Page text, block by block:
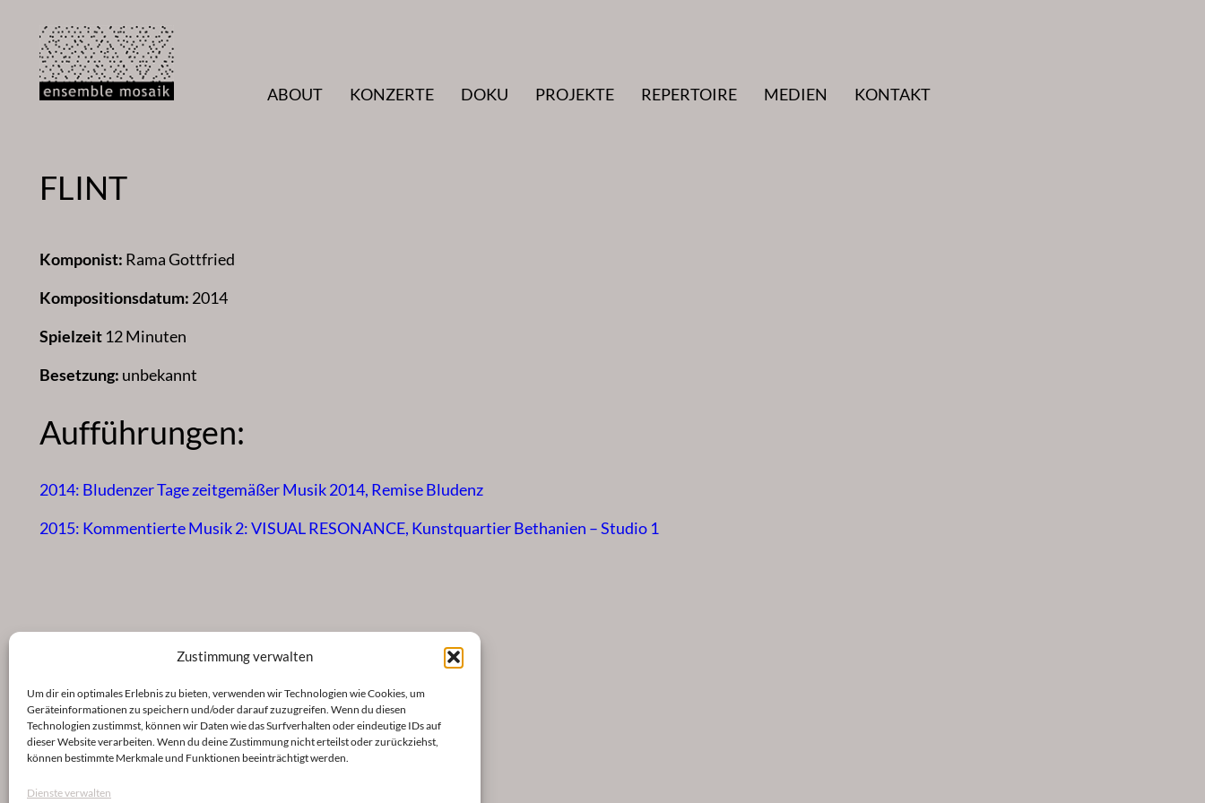
Zustimmung verwalten
Um dir ein optimales Erlebnis zu bieten, verwenden wir Technologien wie Cookies, um
Geräteinformationen zu speichern und/oder darauf zuzugreifen. Wenn du diesen
Technologien zustimmst, können wir Daten wie das Surfverhalten oder eindeutige IDs auf
dieser Website verarbeiten. Wenn du deine Zustimmung nicht erteilst oder zurückziehst,
können bestimmte Merkmale und Funktionen beeinträchtigt werden.
Dienste verwalten
Inhalt
springen
ABOUT
KONZERTE DOKU PROJEKTE REPERTOIRE MEDIEN KONTAKT
FLINT
Komponist: Rama Gottfried
Kompositionsdatum: 2014
Spielzeit 12 Minuten
Besetzung: unbekannt
Aufführungen:
2014: Bludenzer Tage zeitgemäßer Musik 2014, Remise Bludenz
2015: Kommentierte Musik 2: VISUAL RESONANCE, Kunstquartier Bethanien – Studio 1